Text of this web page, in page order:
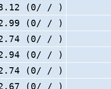
(0/ / )
(0/ / )
(0/ / )
(0/ / )
(0/ / )
(0/ / )